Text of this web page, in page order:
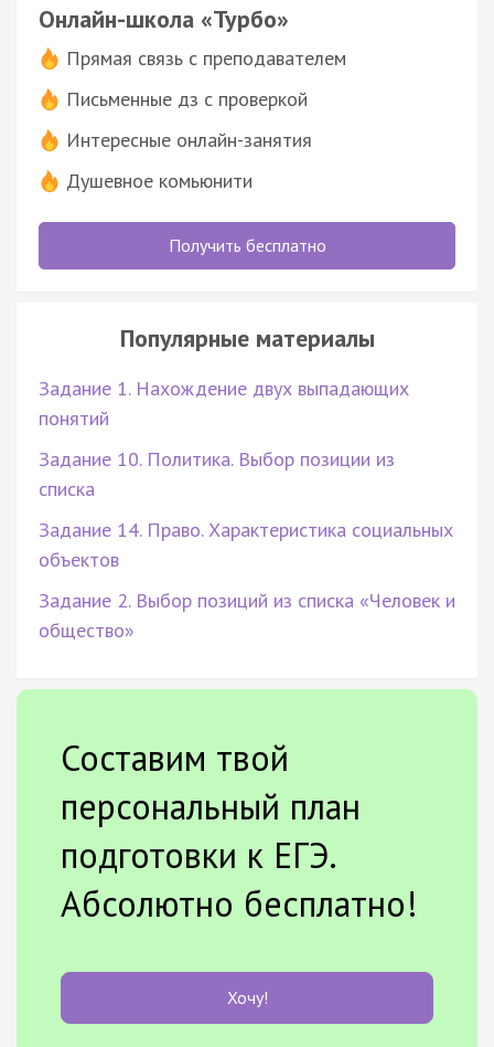
Онлайн-школа «Турбо»
Прямая связь с преподавателем
Письменные дз с проверкой
Интересные онлайн-занятия
Душевное комьюнити
Получить бесплатно
Популярные материалы
Задание 1. Нахождение двух выпадающих
понятий
Задание 10. Политика. Выбор позиции из
списка
Задание 14. Право. Характеристика социальных
объектов
Задание 2. Выбор позиций из списка «Человек и
общество»
Составим твой
персональный план
подготовки к ЕГЭ.
Абсолютно бесплатно!
Хочу!